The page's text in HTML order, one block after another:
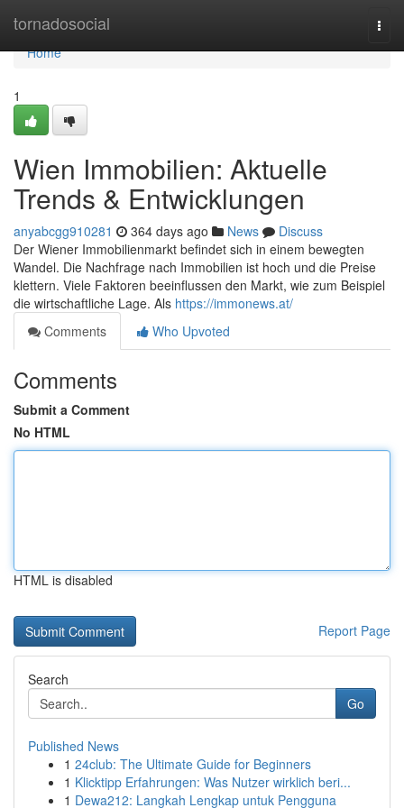
tornadosocial
Home
Home
1
Wien Immobilien: Aktuelle
Trends & Entwicklungen
anyabcgg910281 364 days ago News
Discuss
Der Wiener Immobilienmarkt befindet sich in einem bewegten
Wandel. Die Nachfrage nach Immobilien ist hoch und die Preise
klettern. Viele Faktoren beeinflussen den Markt, wie zum Beispiel
die wirtschaftliche Lage. Als https://immonews.at/
Comments
Who Upvoted
Comments
Submit a Comment
No HTML
HTML is disabled
Report Page
Search
Go
Published News
1 24club: The Ultimate Guide for Beginners
1 Klicktipp Erfahrungen: Was Nutzer wirklich beri...
1 Dewa212: Langkah Lengkap untuk Pengguna